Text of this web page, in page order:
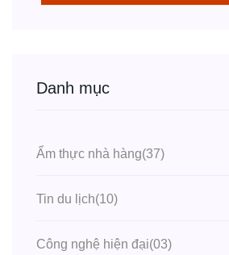
Danh mục
Ẩm thực nhà hàng(37)
Tin du lịch(10)
Công nghệ hiện đại(03)